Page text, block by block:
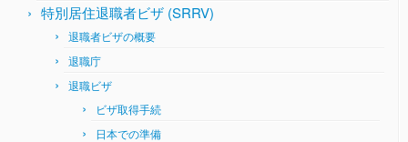
特別居住退職者ビザ (SRRV)
退職者ビザの概要
退職庁
退職ビザ
ビザ取得手続
日本での準備